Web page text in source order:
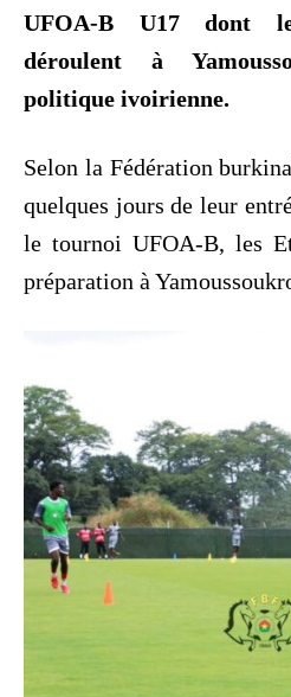
UFOA-B U17 dont
déroulent à
politique ivoirienne.
Selon la Fédération
quelques jours de leur
le tournoi UFOA-B, les
préparation à